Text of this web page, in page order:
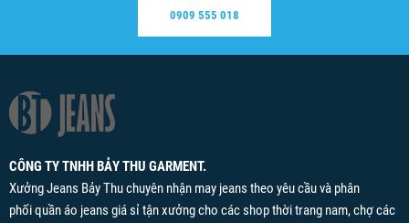
0909 555 018
CÔNG TY TNHH BẢY THU GARMENT.
Xưởng Jeans Bảy Thu chuyên nhận may jeans theo yêu cầu và phân
phối quần áo jeans giá sỉ tận xưởng cho các shop thời trang nam, chợ các